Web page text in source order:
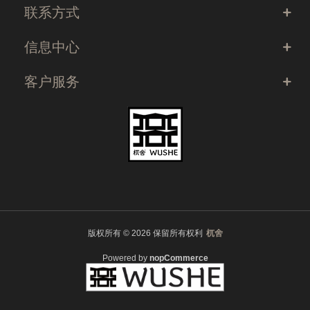
联系方式
信息中心
客户服务
版权所有 © 2026 保留所有权利 杌舍
Powered by nopCommerce